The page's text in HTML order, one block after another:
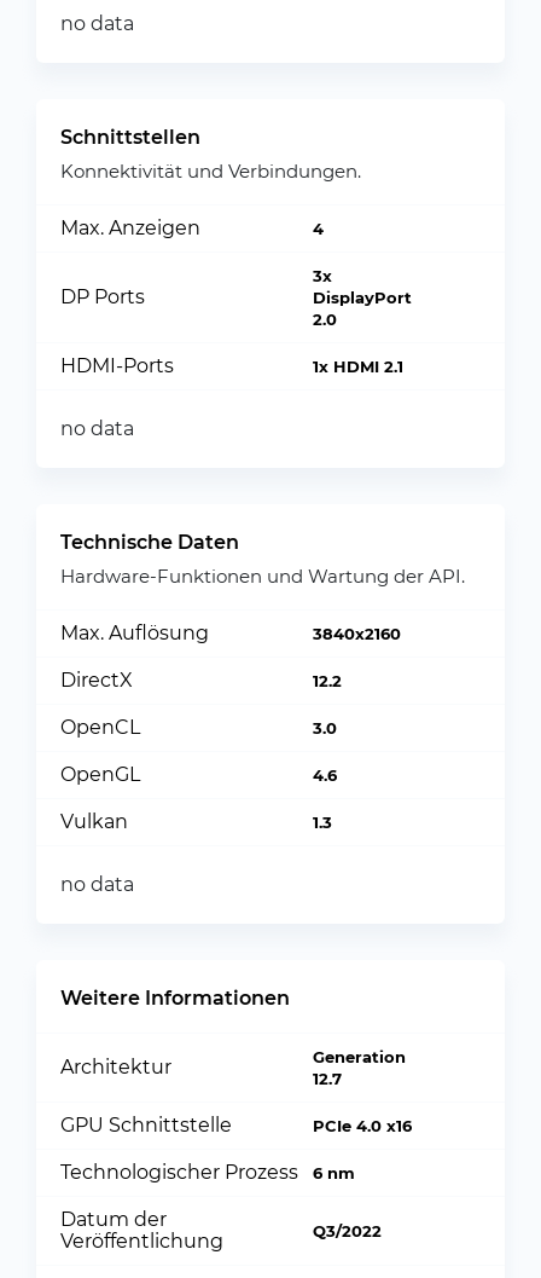
no data
Schnittstellen
Konnektivität und Verbindungen.
Max. Anzeigen 4
DP Ports
3x
DisplayPort
2.0
HDMI-Ports 1x HDMI 2.1
no data
Technische Daten
Hardware-Funktionen und Wartung der API.
Max. Auflösung 3840x2160
DirectX 12.2
OpenCL 3.0
OpenGL 4.6
Vulkan 1.3
no data
Weitere Informationen
Architektur
Generation
12.7
GPU Schnittstelle PCIe 4.0 x16
Technologischer Prozess 6 nm
Datum der
Veröffentlichung
Q3/2022